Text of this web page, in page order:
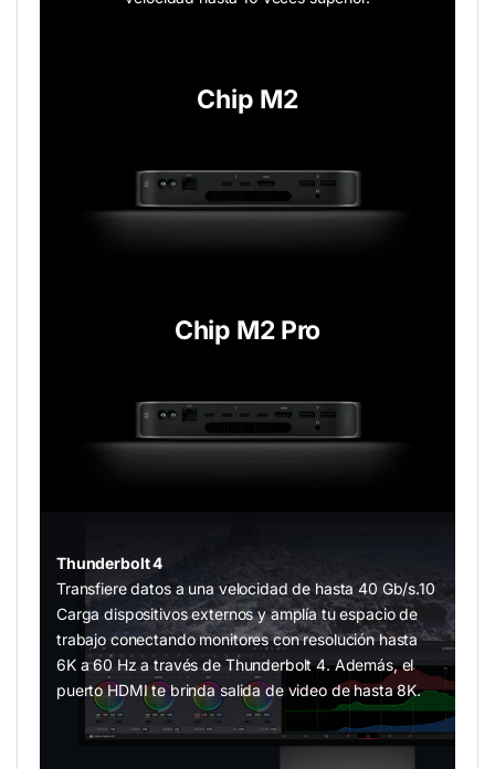
Chip M2
Chip M2 Pro
Thunderbolt 4
Transfiere datos a una velocidad de hasta 40 Gb/s.10
Carga dispositivos externos y amplía tu espacio de
trabajo conectando monitores con resolución hasta
6K a 60 Hz a través de Thunderbolt 4. Además, el
puerto HDMI te brinda salida de video de hasta 8K.